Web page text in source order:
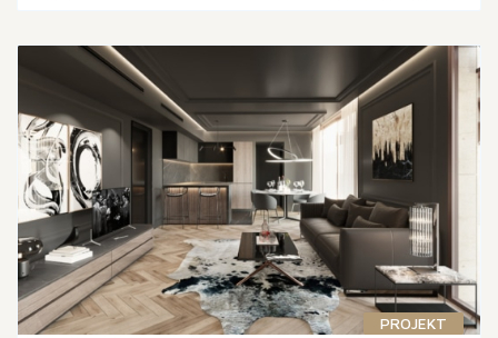
PROJEKT